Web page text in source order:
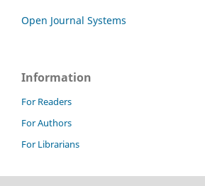
Open Journal Systems
Information
For Readers
For Authors
For Librarians